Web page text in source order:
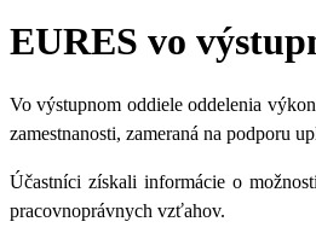
EURES vo
Vo výstupnom oddiele oddelenia
zamestnanosti, zameraná na podporu
Účastníci získali informácie o
pracovnoprávnych vzťahov.